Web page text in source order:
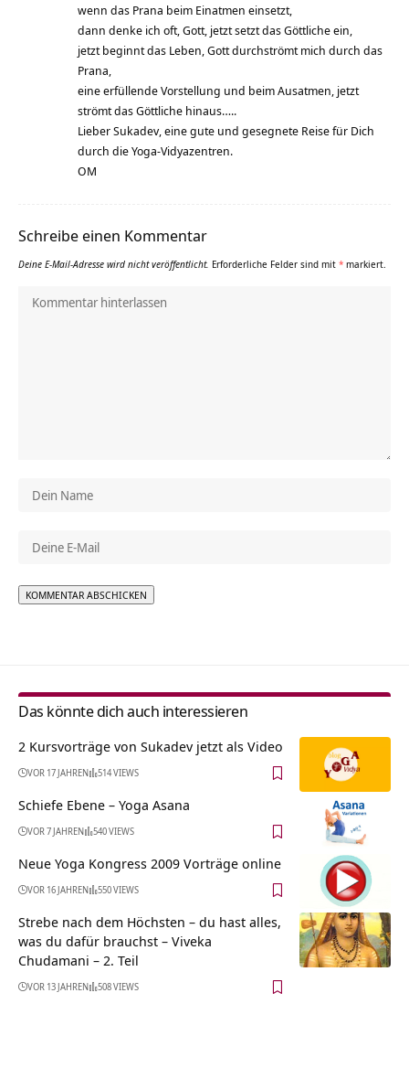
wenn das Prana beim Einatmen einsetzt,
dann denke ich oft, Gott, jetzt setzt das Göttliche ein,
jetzt beginnt das Leben, Gott durchströmt mich durch das
Prana,
eine erfüllende Vorstellung und beim Ausatmen, jetzt
strömt das Göttliche hinaus…..
Lieber Sukadev, eine gute und gesegnete Reise für Dich
durch die Yoga-Vidyazentren.
OM
Schreibe einen Kommentar
Deine E-Mail-Adresse wird nicht veröffentlicht. Erforderliche Felder sind mit * markiert.
Das könnte dich auch interessieren
2 Kursvorträge von Sukadev jetzt als Video
VOR 17 JAHREN 514 VIEWS
Schiefe Ebene – Yoga Asana
VOR 7 JAHREN 540 VIEWS
Neue Yoga Kongress 2009 Vorträge online
VOR 16 JAHREN 550 VIEWS
Strebe nach dem Höchsten – du hast alles,
was du dafür brauchst – Viveka
Chudamani – 2. Teil
VOR 13 JAHREN 508 VIEWS